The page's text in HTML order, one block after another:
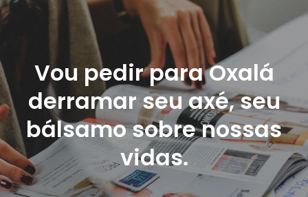
Vou pedir para Oxalá
derramar seu axé, seu
bálsamo sobre nossas
vidas.